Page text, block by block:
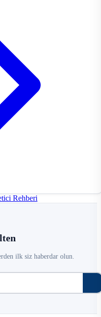
Rehberi
ilk siz haberdar olun.